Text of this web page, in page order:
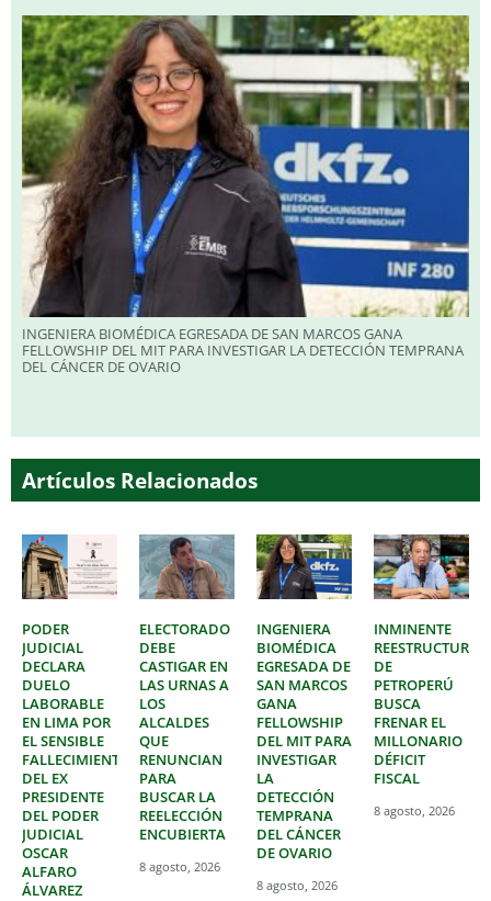
INGENIERA BIOMÉDICA EGRESADA DE SAN MARCOS GANA
FELLOWSHIP DEL MIT PARA INVESTIGAR LA DETECCIÓN TEMPRANA
DEL CÁNCER DE OVARIO
Artículos Relacionados
PODER
JUDICIAL
DECLARA
DUELO
LABORABLE
EN LIMA POR
EL SENSIBLE
FALLECIMIENTO
DEL EX
PRESIDENTE
DEL PODER
JUDICIAL
OSCAR
ALFARO
ÁLVAREZ
ELECTORADO
DEBE
CASTIGAR EN
LAS URNAS A
LOS
ALCALDES
QUE
RENUNCIAN
PARA
BUSCAR LA
REELECCIÓN
ENCUBIERTA
8 agosto, 2026
INGENIERA
BIOMÉDICA
EGRESADA DE
SAN MARCOS
GANA
FELLOWSHIP
DEL MIT PARA
INVESTIGAR
LA
DETECCIÓN
TEMPRANA
DEL CÁNCER
DE OVARIO
8 agosto, 2026
INMINENTE
DE
PETROPERÚ
BUSCA
FRENAR EL
MILLONARIO
DÉFICIT
FISCAL
8 agosto, 2026